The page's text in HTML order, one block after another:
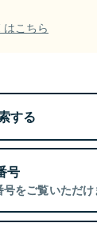
こちら
する
号
をご覧いただけ